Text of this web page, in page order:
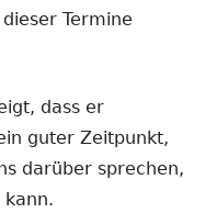
Termine
dass er
guter Zeitpunkt,
darüber sprechen,